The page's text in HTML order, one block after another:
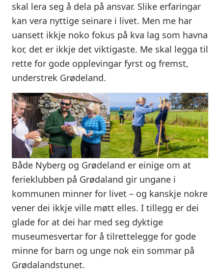
skal lera seg å dela på ansvar. Slike erfaringar
kan vera nyttige seinare i livet. Men me har
uansett ikkje noko fokus på kva lag som havna
kor, det er ikkje det viktigaste. Me skal legga til
rette for gode opplevingar fyrst og fremst,
understrek Grødeland.
Både Nyberg og Grødeland er einige om at
ferieklubben på Grødaland gir ungane i
kommunen minner for livet – og kanskje nokre
vener dei ikkje ville møtt elles. I tillegg er dei
glade for at dei har med seg dyktige
museumesvertar for å tilrettelegge for gode
minne for barn og unge nok ein sommar på
Grødalandstunet.